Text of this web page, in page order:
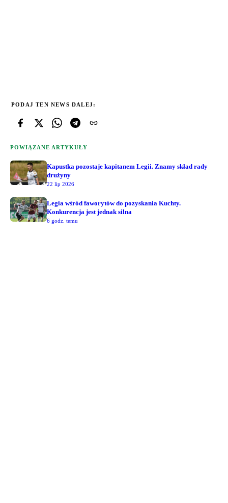
PODAJ TEN NEWS DALEJ:
POWIĄZANE ARTYKUŁY
Kapustka pozostaje kapitanem Legii. Znamy skład rady
drużyny
22 lip 2026
Legia wśród faworytów do pozyskania Kuchty.
Konkurencja jest jednak silna
6 godz. temu